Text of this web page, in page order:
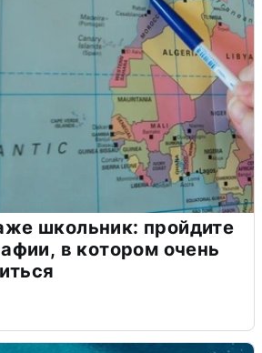
школьник: пройдите
в котором очень